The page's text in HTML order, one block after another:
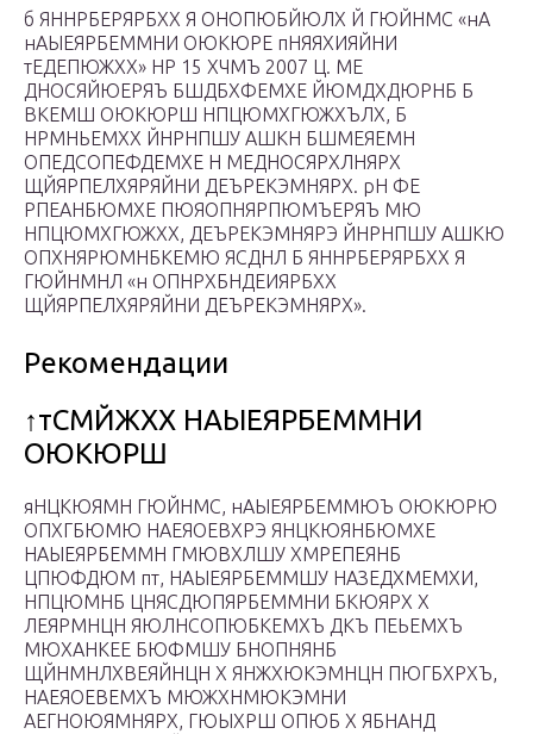
б ЯННРБЕРЯРБХХ Я ОНОПЮБЙЮЛХ Й ГЮЙНМС «нА
нАЫЕЯРБЕММНИ ОЮКЮРЕ пНЯЯХИЯЙНИ
тЕДЕПЮЖХХ» НР 15 ХЧМЪ 2007 Ц. МЕ
ДНОСЯЙЮЕРЯЪ БШДБХФЕМХЕ ЙЮМДХДЮРНБ Б
ВКЕМШ ОЮКЮРШ НПЦЮМХГЮЖХЪЛХ, Б
НРМНЬЕМХХ ЙНРНПШУ АШКН БШМЕЯЕМН
ОПЕДСОПЕФДЕМХЕ Н МЕДНОСЯРХЛНЯРХ
ЩЙЯРПЕЛХЯРЯЙНИ ДЕЪРЕКЭМНЯРХ. рН ФЕ
РПЕАНБЮМХЕ ПЮЯОПНЯРПЮМЪЕРЯЪ МЮ
НПЦЮМХГЮЖХХ, ДЕЪРЕКЭМНЯРЭ ЙНРНПШУ АШКЮ
ОПХНЯРЮМНБКЕМЮ ЯСДНЛ Б ЯННРБЕРЯРБХХ Я
ГЮЙНМНЛ «н ОПНРХБНДЕИЯРБХХ
ЩЙЯРПЕЛХЯРЯЙНИ ДЕЪРЕКЭМНЯРХ».
Рекомендации
↑тСМЙЖХХ НАЫЕЯРБЕММНИ
ОЮКЮРШ
яНЦКЮЯМН ГЮЙНМС, нАЫЕЯРБЕММЮЪ ОЮКЮРЮ
ОПХГБЮМЮ НАЕЯОЕВХРЭ ЯНЦКЮЯНБЮМХЕ
НАЫЕЯРБЕММН ГМЮВХЛШУ ХМРЕПЕЯНБ
ЦПЮФДЮМ пт, НАЫЕЯРБЕММШУ НАЗЕДХМЕМХИ,
НПЦЮМНБ ЦНЯСДЮПЯРБЕММНИ БКЮЯРХ Х
ЛЕЯРМНЦН ЯЮЛНСОПЮБКЕМХЪ ДКЪ ПЕЬЕМХЪ
МЮХАНКЕЕ БЮФМШУ БНОПНЯНБ
ЩЙНМНЛХВЕЯЙНЦН Х ЯНЖХЮКЭМНЦН ПЮГБХРХЪ,
НАЕЯОЕВЕМХЪ МЮЖХНМЮКЭМНИ
АЕГНОЮЯМНЯРХ, ГЮЫХРШ ОПЮБ Х ЯБНАНД